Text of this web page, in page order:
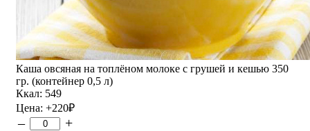
Каша овсяная на топлёном молоке с грушей и кешью 350
гр. (контейнер 0,5 л)
Ккал: 549
Цена: +220₽
– +